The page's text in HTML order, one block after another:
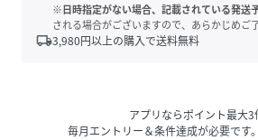
※日時指定がない場合、記載されている発送
される場合がございますので、あらかじめご
local_shipping3,980円以上の購入で送料無料
アプリならポイント最大3
毎月エントリー＆条件達成が必要です。